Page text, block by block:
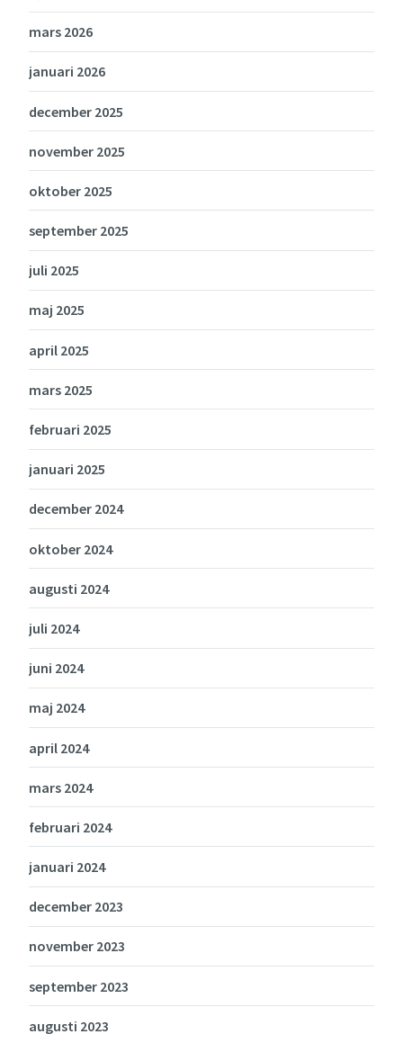
mars 2026
januari 2026
december 2025
november 2025
oktober 2025
september 2025
juli 2025
maj 2025
april 2025
mars 2025
februari 2025
januari 2025
december 2024
oktober 2024
augusti 2024
juli 2024
juni 2024
maj 2024
april 2024
mars 2024
februari 2024
januari 2024
december 2023
november 2023
september 2023
augusti 2023